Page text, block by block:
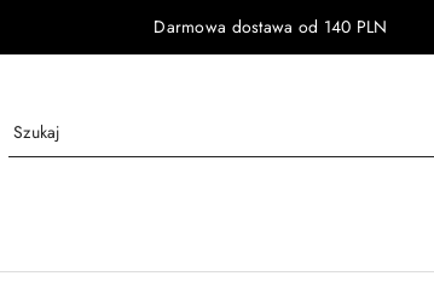
Darmowa dostawa od 140 PLN